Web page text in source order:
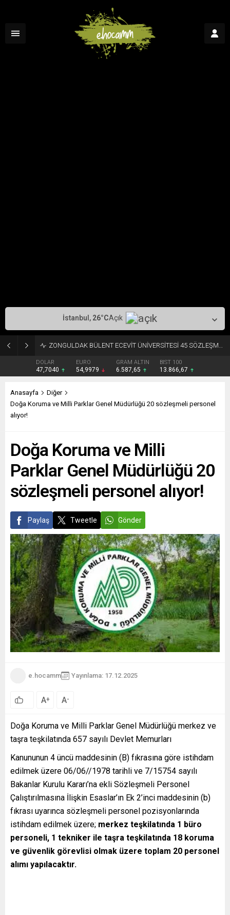
ZONGULDAK BÜLENT ECEVİT ÜNİVERSİTESİ 45 SÖZLEŞMELİ PERSONEL ALACAK
DOLAR
47,7040
EURO
54,9979
GRAM ALTIN
6.587,65
BIST 100
13.866,67
İstanbul, 26°CAçık
Anasayfa
Diğer
Doğa Koruma ve Milli Parklar Genel Müdürlüğü 20 sözleşmeli personel
alıyor!
Doğa Koruma ve Milli
Parklar Genel Müdürlüğü 20
sözleşmeli personel alıyor!
Paylaş Tweetle Gönder
e.hocamm Yayınlama: 17.12.2025
A+ A-
Doğa Koruma ve Milli Parklar Genel Müdürlüğü merkez ve
taşra teşkilatında 657 sayılı Devlet Memurları
Kanununun 4 üncü maddesinin (B) fıkrasına göre istihdam
edilmek üzere 06/06//1978 tarihli ve 7/15754 sayılı
Bakanlar Kurulu Kararı’na ekli Sözleşmeli Personel
Çalıştırılmasına İlişkin Esaslar’ın Ek 2’inci maddesinin (b)
fıkrası uyarınca sözleşmeli personel pozisyonlarında
istihdam edilmek üzere; merkez teşkilatında 1 büro
personeli, 1 tekniker ile taşra teşkilatında 18 koruma
ve güvenlik görevlisi olmak üzere toplam 20 personel
alımı yapılacaktır.